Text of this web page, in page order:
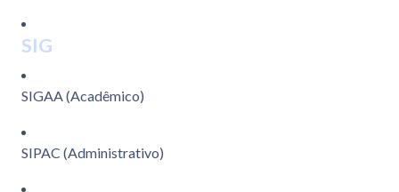
SIG
SIGAA (Acadêmico)
SIPAC (Administrativo)